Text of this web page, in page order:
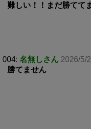
難しい！！まだ勝てて
004: 名無しさん 2026/5/
勝てません